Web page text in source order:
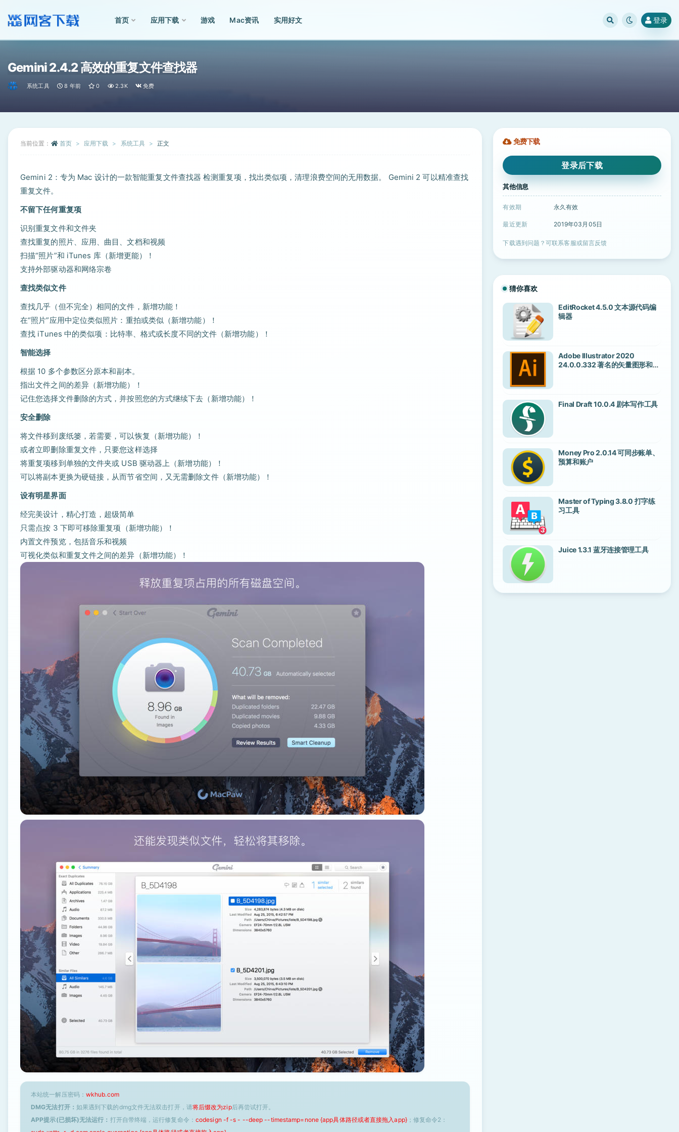
首页 应用下载 游戏 Mac资讯 实用好文 登录
Gemini 2.4.2 高效的重复文件查找器
系统工具 8 年前 0 2.3K 免费
当前位置： 首页 应用下载 系统工具 正文
Gemini 2：专为 Mac 设计的一款智能重复文件查找器 检测重复项，找出类似项，清理浪费空间的无用数据。 Gemini 2 可以精准查找
重复文件。
不留下任何重复项
识别重复文件和文件夹
查找重复的照片、应用、曲目、文档和视频
扫描“照片”和 iTunes 库（新增更能）！
支持外部驱动器和网络宗卷
查找类似文件
查找几乎（但不完全）相同的文件，新增功能！
在“照片”应用中定位类似照片：重拍或类似（新增功能）！
查找 iTunes 中的类似项：比特率、格式或长度不同的文件（新增功能）！
智能选择
根据 10 多个参数区分原本和副本。
指出文件之间的差异（新增功能）！
记住您选择文件删除的方式，并按照您的方式继续下去（新增功能）！
安全删除
将文件移到废纸篓，若需要，可以恢复（新增功能）！
或者立即删除重复文件，只要您这样选择
将重复项移到单独的文件夹或 USB 驱动器上（新增功能）！
可以将副本更换为硬链接，从而节省空间，又无需删除文件（新增功能）！
设有明星界面
经完美设计，精心打造，超级简单
只需点按 3 下即可移除重复项（新增功能）！
内置文件预览，包括音乐和视频
可视化类似和重复文件之间的差异（新增功能）！
本站统一解压密码： wkhub.com
DMG无法打开： 如果遇到下载的dmg文件无法双击打开，请将后缀改为zip后再尝试打开。
APP提示(已损坏)无法运行： 打开自带终端，运行修复命令： codesign -f -s - --deep --timestamp=none {app具体路径或者直接拖入app}；修复命令2：
免费下载
登录后下载
其他信息
有效期 永久有效
最近更新 2019年03月05日
下载遇到问题？可联系客服或留言反馈
猜你喜欢
EditRocket 4.5.0 文本源代码编
辑器
Adobe Illustrator 2020
24.0.0.332 著名的矢量图形和插
Final Draft 10.0.4 剧本写作工具
Money Pro 2.0.14 可同步账单、
预算和账户
Master of Typing 3.8.0 打字练
习工具
Juice 1.3.1 蓝牙连接管理工具